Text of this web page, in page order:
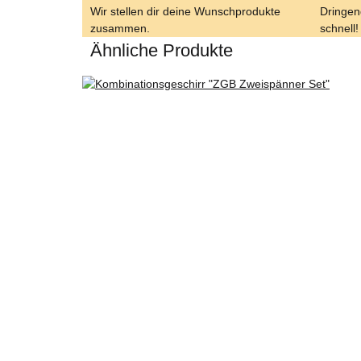
Wir stellen dir deine Wunschprodukte
zusammen.
schnell!
Ähnliche Produkte